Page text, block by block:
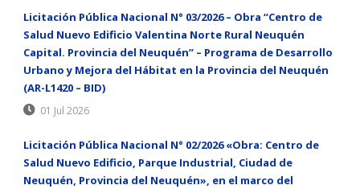
Licitación Pública Nacional N° 03/2026 – Obra “Centro de
Salud Nuevo Edificio Valentina Norte Rural Neuquén
Capital. Provincia del Neuquén” – Programa de Desarrollo
Urbano y Mejora del Hábitat en la Provincia del Neuquén
(AR-L1420 – BID)
01 Jul 2026
Licitación Pública Nacional N° 02/2026 «Obra: Centro de
Salud Nuevo Edificio, Parque Industrial, Ciudad de
Neuquén, Provincia del Neuquén», en el marco del